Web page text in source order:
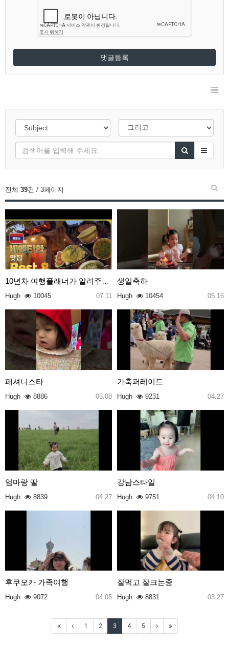
댓글등록
전체 39건 / 3페이지
10년차 여행플래너가 알려주는 라오스 비엔티안 맛집 B…
Hugh 10045 07.11
생일축하
Hugh 10454 05.16
패셔니스타
Hugh 8886 05.08
가축퍼레이드
Hugh 9231 04.27
엄마랑 딸
Hugh 8839 04.27
강남스타일
Hugh 9751 04.10
후쿠오카 가족여행
Hugh 9072 04.05
잘먹고 잘크는중
Hugh 8831 03.27
1 2 3 4 5